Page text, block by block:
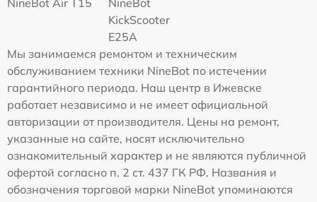
NineBot Air T15
NineBot
KickScooter
E25A
Мы занимаемся ремонтом и техническим
обслуживанием техники NineBot по истечении
гарантийного периода. Наш центр в Ижевске
работает независимо и не имеет официальной
авторизации от производителя. Цены на ремонт,
указанные на сайте, носят исключительно
ознакомительный характер и не являются публичной
офертой согласно п. 2 ст. 437 ГК РФ. Названия и
обозначения торговой марки NineBot упоминаются